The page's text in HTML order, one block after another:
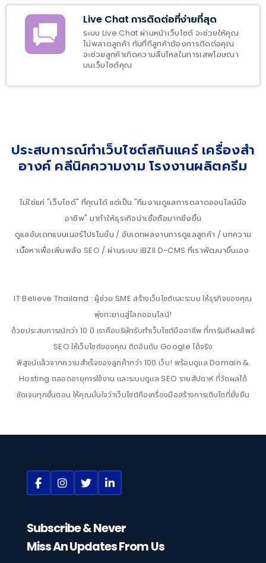
Live Chat การติดต่อที่ง่ายที่สุด
ระบบ Live Chat ผ่านหน้าเว็บไซต์ จะช่วยให้คุณ
ไม่พลาดลูกค้า ทันที่ทีลูกค้าต้องการติดต่อคุณ
จะช่วยลูกค้าเกิดความลืนไหลในการเสพโฆษณา
บนเว็บไซต์คุณ
ประสบการณ์ทำเว็บไซต์สกินแคร์ เครื่องสำ
อางค์ คลีนิคความงาม โรงงานผลิตครีม
ไม่ใช่แค่ "เว็บไซต์" ที่คุณได้ แต่เป็น "ทีมงานดูแลการตลาดออนไลน์มือ
อาชีพ" มาทำให้ธุระกิจน่าเชื่อถือมากยิ่งขึ้น
ดูแลอับเดทแบนเนอร์โปรโมชั่น / อับเดทผลงานการดูแลลูกค้า / บทความ
เนื้อหาเพื่อเพิ่มพลัง SEO / ผ่านระบบ iBZII D-CMS ที่เราพัฒนาขึ้นเอง
IT Believe Thailand : ผู้ช่วย SME สร้างเว็บไซต์และระบบ ให้ธุรกิจของคุณ
พุ่งทะยานสู่โลกออนไลน์!
ด้วยประสบการณ์กว่า 10 ปี เราคือบริษัทรับทำเว็บไซต์มืออาชีพ ที่การันตีผลลัพธ์
SEO ให้เว็บไซต์ของคุณ ติดอันดับ Google ได้จริง
พิสูจน์แล้วจากความสำเร็จของลูกค้ากว่า 100 เว็บ! พร้อมดูแล Domain &
Hosting ตลอดอายุการใช้งาน และระบบดูแล SEO รายสัปดาห์ ที่วัดผลได้
ชัดเจนทุกขั้นตอน ให้คุณมั่นใจว่าเว็บไซต์คือเครื่องมือสร้างการเติบโตที่ยั่งยืน
Subscribe & Never
Miss An Updates From Us